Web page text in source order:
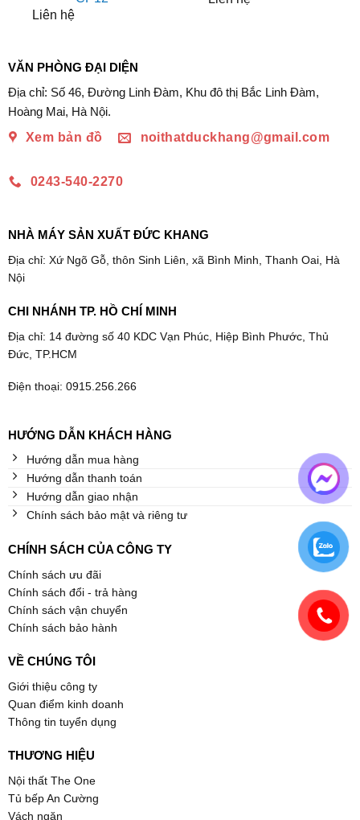
Liên hệ
VĂN PHÒNG ĐẠI DIỆN
Địa chỉ: Số 46, Đường Linh Đàm, Khu đô thị Bắc Linh Đàm,
Hoàng Mai, Hà Nội.
Xem bản đồ
noithatduckhang@gmail.com
0243-540-2270
NHÀ MÁY SẢN XUẤT ĐỨC KHANG
Địa chỉ: Xứ Ngõ Gỗ, thôn Sinh Liên, xã Bình Minh, Thanh Oai, Hà
Nội
CHI NHÁNH TP. HỒ CHÍ MINH
Địa chỉ: 14 đường số 40 KDC Vạn Phúc, Hiệp Bình Phước, Thủ
Đức, TP.HCM
Điện thoại: 0915.256.266
HƯỚNG DẪN KHÁCH HÀNG
Hướng dẫn mua hàng
Hướng dẫn thanh toán
Hướng dẫn giao nhận
Chính sách bảo mật và riêng tư
CHÍNH SÁCH CỦA CÔNG TY
Chính sách ưu đãi
Chính sách đổi - trả hàng
Chính sách vận chuyển
Chính sách bảo hành
VỀ CHÚNG TÔI
Giới thiệu công ty
Quan điểm kinh doanh
Thông tin tuyển dụng
THƯƠNG HIỆU
Nội thất The One
Tủ bếp An Cường
Vách ngăn